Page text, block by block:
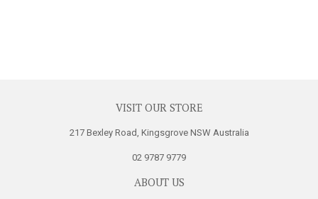
VISIT OUR STORE
217 Bexley Road, Kingsgrove NSW Australia
02 9787 9779
ABOUT US